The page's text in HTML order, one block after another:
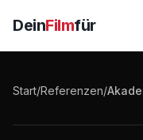
DeinFilmfür
Start/Referenzen/
Akademie für